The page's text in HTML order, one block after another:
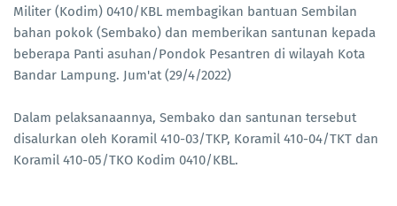
Militer (Kodim) 0410/KBL membagikan bantuan Sembilan
bahan pokok (Sembako) dan memberikan santunan kepada
beberapa Panti asuhan/Pondok Pesantren di wilayah Kota
Bandar Lampung. Jum'at (29/4/2022)
Dalam pelaksanaannya, Sembako dan santunan tersebut
disalurkan oleh Koramil 410-03/TKP, Koramil 410-04/TKT dan
Koramil 410-05/TKO Kodim 0410/KBL.